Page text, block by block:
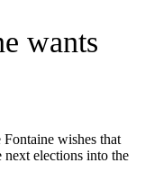
wants
wishes that
elections into the